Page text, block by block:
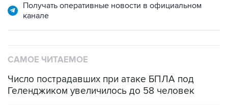
Получать оперативные новости в официальном
канале
САМОЕ ЧИТАЕМОЕ
Число пострадавших при атаке БПЛА под
Геленджиком увеличилось до 58 человек